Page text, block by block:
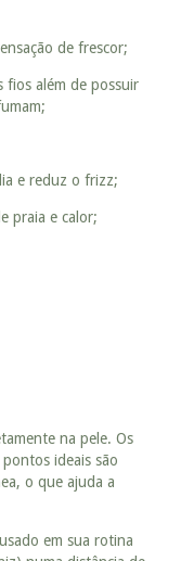
de frescor;
fios além de possuir
e reduz o frizz;
praia e calor;
na pele. Os
ideais são
o que ajuda a
em sua rotina